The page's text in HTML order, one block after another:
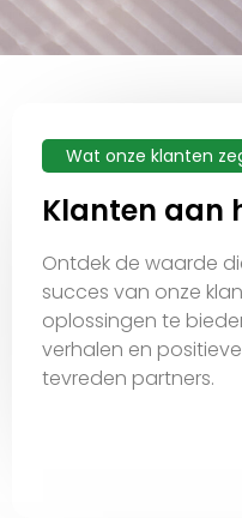
Wat onze klanten
Klanten aan
Ontdek de waarde
succes van onze
oplossingen te
verhalen en
tevreden partners.